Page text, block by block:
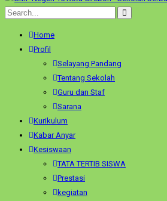
Home
Profil
Selayang Pandang
Tentang Sekolah
Guru dan Staf
Sarana
Kurikulum
Kabar Anyar
Kesiswaan
TATA TERTIB SISWA
Prestasi
kegiatan